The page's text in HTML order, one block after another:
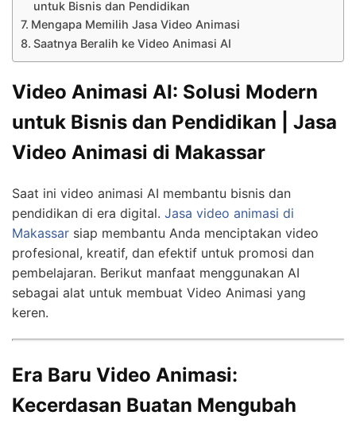
untuk Bisnis dan Pendidikan
Mengapa Memilih Jasa Video Animasi
Saatnya Beralih ke Video Animasi AI
Video Animasi AI: Solusi Modern
untuk Bisnis dan Pendidikan | Jasa
Video Animasi di Makassar
Saat ini video animasi AI membantu bisnis dan
pendidikan di era digital. Jasa video animasi di
Makassar siap membantu Anda menciptakan video
profesional, kreatif, dan efektif untuk promosi dan
pembelajaran. Berikut manfaat menggunakan AI
sebagai alat untuk membuat Video Animasi yang
keren.
Era Baru Video Animasi:
Kecerdasan Buatan Mengubah